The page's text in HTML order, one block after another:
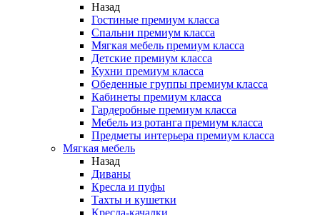
Назад
Гостиные премиум класса
Спальни премиум класса
Мягкая мебель премиум класса
Детские премиум класса
Кухни премиум класса
Обеденные группы премиум класса
Кабинеты премиум класса
Гардеробные премиум класса
Мебель из ротанга премиум класса
Предметы интерьера премиум класса
Мягкая мебель
Назад
Диваны
Кресла и пуфы
Тахты и кушетки
Кресла-качалки